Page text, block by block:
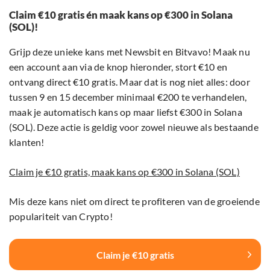
Claim €10 gratis én maak kans op €300 in Solana
(SOL)!
Grijp deze unieke kans met Newsbit en Bitvavo! Maak nu
een account aan via de knop hieronder, stort €10 en
ontvang direct €10 gratis. Maar dat is nog niet alles: door
tussen 9 en 15 december minimaal €200 te verhandelen,
maak je automatisch kans op maar liefst €300 in Solana
(SOL). Deze actie is geldig voor zowel nieuwe als bestaande
klanten!
Claim je €10 gratis, maak kans op €300 in Solana (SOL)
Mis deze kans niet om direct te profiteren van de groeiende
populariteit van Crypto!
Claim je €10 gratis